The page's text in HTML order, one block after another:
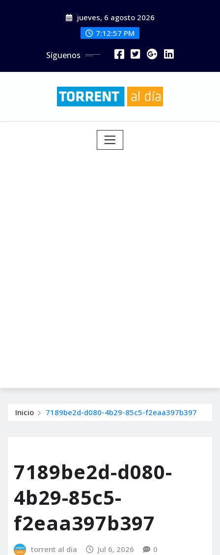
jueves, 6 agosto 2026
7:12:59 PM
Síguenos
Inicio 7189be2d-d080-4b29-85c5-f2eaa397b397
7189be2d-d080-
4b29-85c5-
f2eaa397b397
torrent al dia Jul 6, 2026 0